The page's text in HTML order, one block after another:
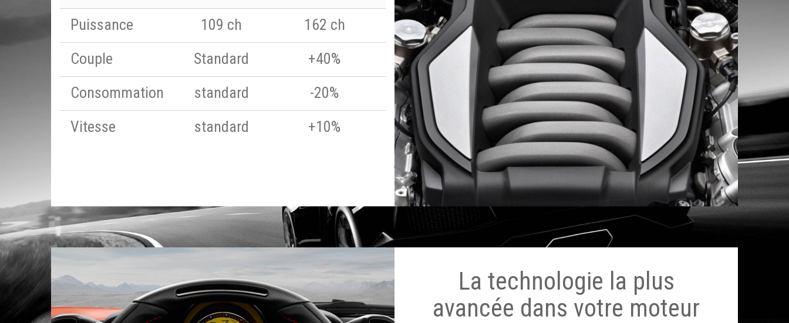
Puissance
109 ch
162 ch
Couple
Standard
+40%
Consommation
standard
-20%
Vitesse
standard +10%
La technologie la plus
avancée dans votre moteur